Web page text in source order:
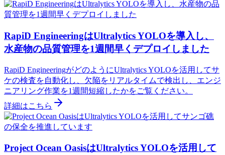
RapiD EngineeringはUltralytics YOLOを導入し、
水産物の品質管理を1週間早くデプロイしました
RapiD EngineeringがどのようにUltralytics YOLOを活用してサ
ケの検査を自動化し、欠陥をリアルタイムで検出し、エンジ
ニアリング作業を1週間短縮したかをご覧ください。
詳細はこちら
Project Ocean OasisはUltralytics YOLOを活用して